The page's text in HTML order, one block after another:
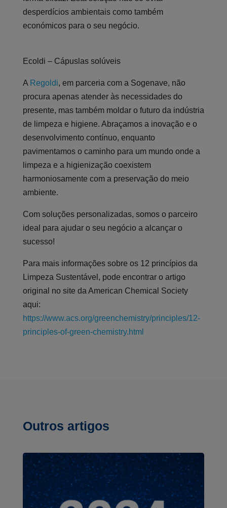
desperdícios ambientais como também
económicos para o seu negócio.
Ecoldi – Cápuslas solúveis
A Regoldi, em parceria com a Sogenave, não
procura apenas atender às necessidades do
presente, mas também moldar o futuro da indústria
de limpeza e higiene. Abraçamos a inovação e o
desenvolvimento contínuo, enquanto
pavimentamos o caminho para um mundo onde a
limpeza e a higienização coexistem
harmoniosamente com a preservação do meio
ambiente.
Com soluções personalizadas, somos o parceiro
ideal para ajudar o seu negócio a alcançar o
sucesso!
Para mais informações sobre os 12 princípios da
Limpeza Sustentável, pode encontrar o artigo
original no site da American Chemical Society
aqui:
https://www.acs.org/greenchemistry/principles/12-
principles-of-green-chemistry.html
Outros artigos